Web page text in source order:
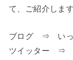
て、ご紹介します
ブログ ⇒ いっ
ツイッター ⇒